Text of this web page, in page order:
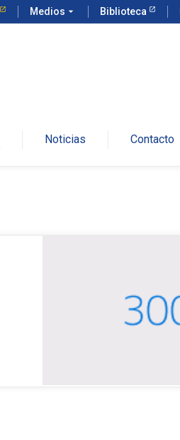
Medios arrow_drop_down Biblioteca
Noticias Contacto